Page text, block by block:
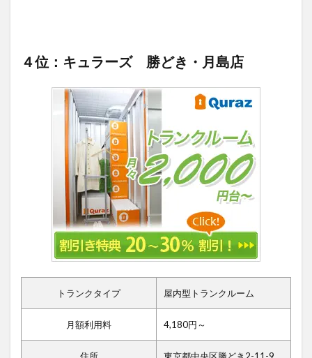
４位：キュラーズ 勝どき・月島店
トランクタイプ 屋内型トランクルーム
月額利用料 4,180円～
住所 東京都中央区勝どき2-11-9